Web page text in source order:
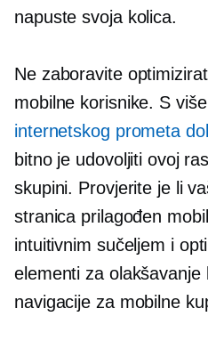
napuste svoja kolica.
Ne zaboravite
mobilne korisnike. S
internetskog prometa
bitno je udovoljiti ovoj
skupini. Provjerite je li
stranica prilagođen
intuitivnim sučeljem i
elementi za olakšavanje
navigacije za mobilne